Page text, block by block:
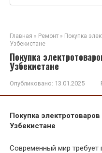
Главная » Ремонт » Покупка
Узбекистане
Покупка
Узбекистане
Опубликовано: 13.01.2025
Покупка
Узбекистане
Современный мир требует